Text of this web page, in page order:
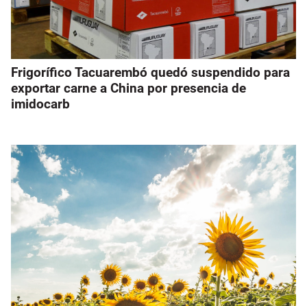
Frigorífico Tacuarembó quedó suspendido para
exportar carne a China por presencia de
imidocarb